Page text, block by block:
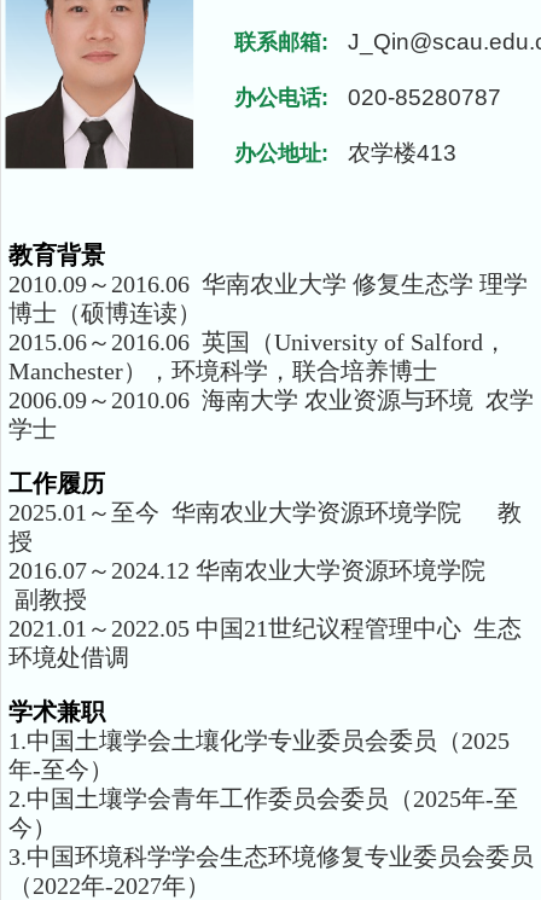
联系邮箱:
办公电话: 020-85280787
办公地址: 农学楼413
教育背景
2010.09～2016.06 华南农业大学 修复生态学 理学
博士（硕博连读）
2015.06～2016.06 英国（University of Salford，
Manchester），环境科学，联合培养博士
2006.09～2010.06 海南大学 农业资源与环境 农学
学士
工作履历
2025.01～至今 华南农业大学资源环境学院 教
授
2016.07～2024.12 华南农业大学资源环境学院
副教授
2021.01～2022.05 中国21世纪议程管理中心 生态
环境处借调
学术兼职
1.中国土壤学会土壤化学专业委员会委员（2025
年-至今）
2.中国土壤学会青年工作委员会委员（2025年-至
今）
3.中国环境科学学会生态环境修复专业委员会委员
（2022年-2027年）